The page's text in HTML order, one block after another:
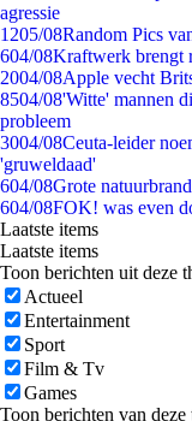
agressie
1205/08Random Pics
604/08Kraftwerk brengt
2004/08Apple vecht
8504/08'Witte' mannen
probleem
3004/08Ceuta-leider
'gruweldaad'
604/08Grote
604/08FOK! was even
Laatste items
Laatste items
Toon berichten uit deze
Actueel
Entertainment
Sport
Film & Tv
Games
Toon berichten van deze